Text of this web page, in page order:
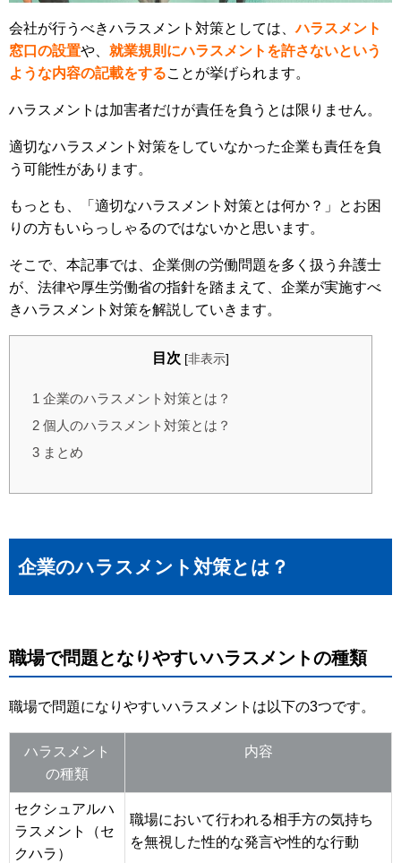
会社が行うべきハラスメント対策としては、ハラスメント
窓口の設置や、 就業規則にハラスメントを許さないという
ような内容の記載をすることが挙げられます。
ハラスメントは加害者だけが責任を負うとは限りません。
適切なハラスメント対策をしていなかった企業も責任を負
う可能性があります。
もっとも、「適切なハラスメント対策とは何か？」とお困
りの方もいらっしゃるのではないかと思います。
そこで、本記事では、企業側の労働問題を多く扱う弁護士
が、法律や厚生労働省の指針を踏まえて、企業が実施すべ
きハラスメント対策を解説していきます。
目次 [非表示]
1 企業のハラスメント対策とは？
2 個人のハラスメント対策とは？
3 まとめ
企業のハラスメント対策とは？
職場で問題となりやすいハラスメントの種類
職場で問題になりやすいハラスメントは以下の3つです。
ハラスメント
の種類
内容
セクシュアルハ
ラスメント（セ
クハラ）
職場において行われる相手方の気持ち
を無視した性的な発言や性的な行動